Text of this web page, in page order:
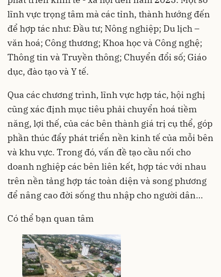
lĩnh vực trọng tâm mà các tỉnh, thành hướng đến
để hợp tác như: Đầu tư; Nông nghiệp; Du lịch –
văn hoá; Công thương; Khoa học và Công nghệ;
Thông tin và Truyền thông; Chuyển đổi số; Giáo
dục, đào tạo và Y tế.
Qua các chương trình, lĩnh vực hợp tác, hội nghị
cũng xác định mục tiêu phải chuyển hoá tiềm
năng, lợi thế, của các bên thành giá trị cụ thể, góp
phần thúc đẩy phát triển nền kinh tế của mỗi bên
và khu vực. Trong đó, vấn đề tạo cầu nối cho
doanh nghiệp các bên liên kết, hợp tác với nhau
trên nền tảng hợp tác toàn diện và song phương
để nâng cao đời sống thu nhập cho người dân…
Có thể bạn quan tâm